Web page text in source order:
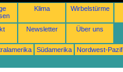
Klima Wirbelstürme
Newsletter Über uns
Südamerika
Nordwest-